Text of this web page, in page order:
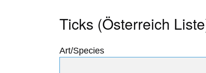
Ticks (Österreich
Art/Species